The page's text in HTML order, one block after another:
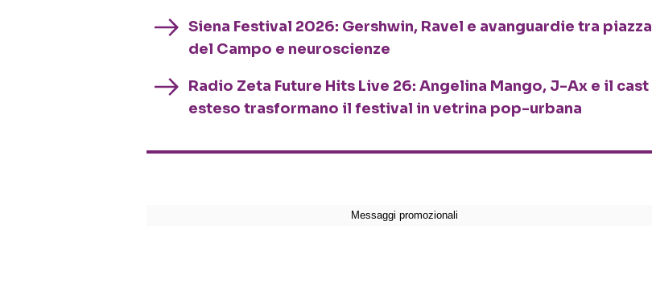
Siena Festival 2026: Gershwin, Ravel e avanguardie tra piazza
del Campo e neuroscienze
Radio Zeta Future Hits Live 26: Angelina Mango, J-Ax e il cast
esteso trasformano il festival in vetrina pop-urbana